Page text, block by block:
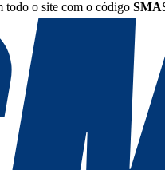
todo o site com o código